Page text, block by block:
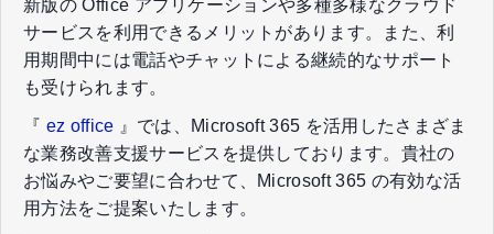
新版の Office アプリケーションや多種多様なクラウド
サービスを利用できるメリットがあります。また、利
用期間中には電話やチャットによる継続的なサポート
も受けられます。
『 ez office 』では、Microsoft 365 を活用したさまざま
な業務改善支援サービスを提供しております。貴社の
お悩みやご要望に合わせて、Microsoft 365 の有効な活
用方法をご提案いたします。